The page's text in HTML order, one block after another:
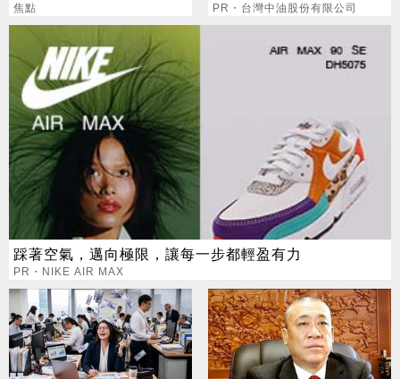
焦點
選擇
PR・台灣中油股份有限公司
踩著空氣，邁向極限，讓每一步都輕盈有力
PR・NIKE AIR MAX